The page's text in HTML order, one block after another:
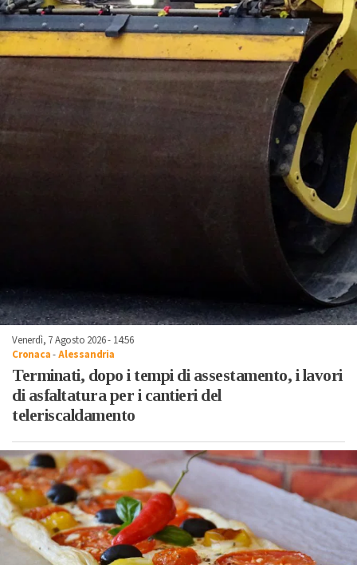
Venerdì, 7 Agosto 2026 - 14:56
Cronaca-Alessandria
Terminati, dopo i tempi di assestamento, i lavori
di asfaltatura per i cantieri del
teleriscaldamento